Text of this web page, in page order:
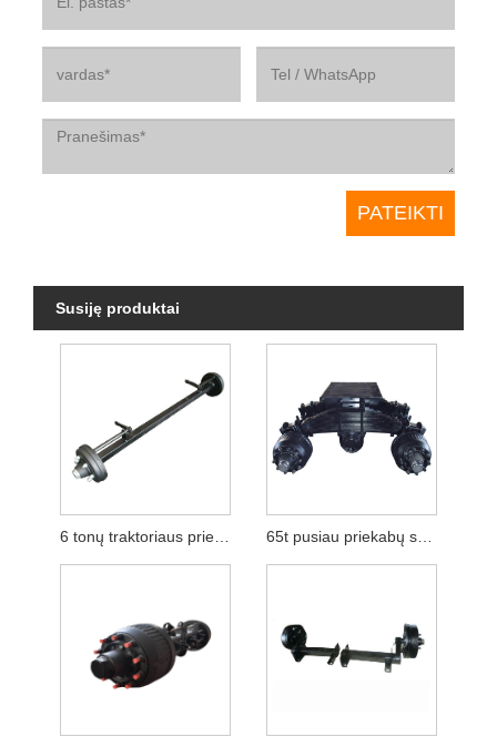
Susiję produktai
6 tonų traktoriaus priekabų ūkio galinė ašis 65t pusiau priekabų sunkvežimio tandemo ašies pakaba